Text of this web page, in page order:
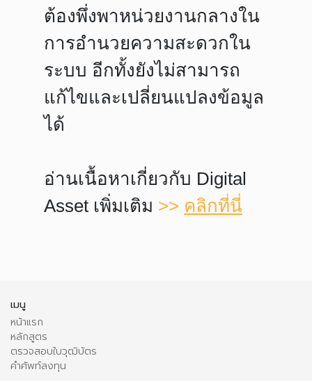
ต้องพึ่งพาหน่วยงานกลางใน
การอำนวยความสะดวกใน
ระบบ อีกทั้งยังไม่สามารถ
แก้ไขและเปลี่ยนแปลงข้อมูล
ได้
อ่านเนื้อหาเกี่ยวกับ Digital
Asset เพิ่มเติม >> คลิกที่นี่
เมนู
หน้าแรก
หลักสูตร
ตรวจสอบใบวุฒิบัตร
คำศัพท์ลงทุน